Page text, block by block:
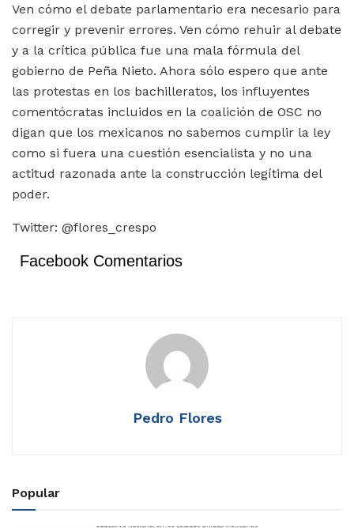
Ven cómo el debate parlamentario era necesario para
corregir y prevenir errores. Ven cómo rehuir al debate
y a la crítica pública fue una mala fórmula del
gobierno de Peña Nieto. Ahora sólo espero que ante
las protestas en los bachilleratos, los influyentes
comentócratas incluidos en la coalición de OSC no
digan que los mexicanos no sabemos cumplir la ley
como si fuera una cuestión esencialista y no una
actitud razonada ante la construcción legítima del
poder.
Twitter: @flores_crespo
Facebook Comentarios
Pedro Flores
Popular